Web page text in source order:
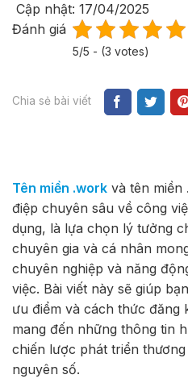
Cập nhật: 17/04/2025
Đánh giá
5/5 - (3 votes)
Chia sẻ bài viết
Tên miền .work và tên miền
điệp chuyên sâu về công
dụng, là lựa chọn lý tưởng
chuyên gia và cá nhân
chuyên nghiệp và năng
việc. Bài viết này sẽ giúp
ưu điểm và cách thức đăng
mang đến những thông tin
chiến lược phát triển
nguyên số.